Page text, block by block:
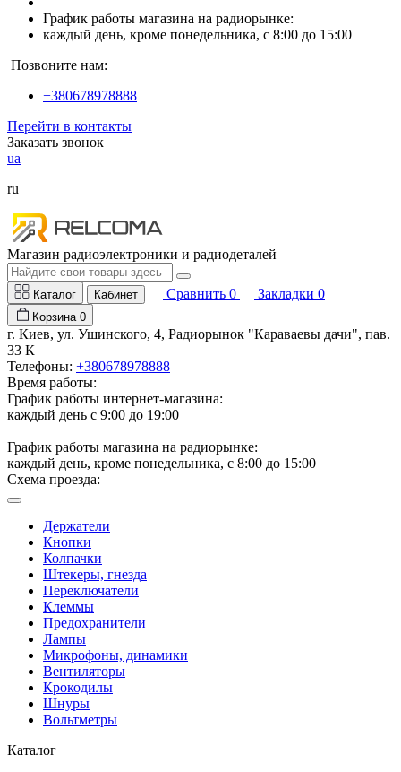
График работы магазина на радиорынке:
каждый день, кроме понедельника, с 8:00 до 15:00
Позвоните нам:
+380678978888
Перейти в контакты
Заказать звонок
ua
ru
Магазин радиоэлектроники и радиодеталей
Каталог Кабинет Сравнить 0 Закладки 0
Корзина 0
г. Киев, ул. Ушинского, 4, Радиорынок "Караваевы дачи", пав.
33 К
Телефоны: +380678978888
Время работы:
График работы интернет-магазина:
каждый день с 9:00 до 19:00
График работы магазина на радиорынке:
каждый день, кроме понедельника, с 8:00 до 15:00
Схема проезда:
Держатели
Кнопки
Колпачки
Штекеры, гнезда
Переключатели
Клеммы
Предохранители
Лампы
Микрофоны, динамики
Вентиляторы
Крокодилы
Шнуры
Вольтметры
Каталог